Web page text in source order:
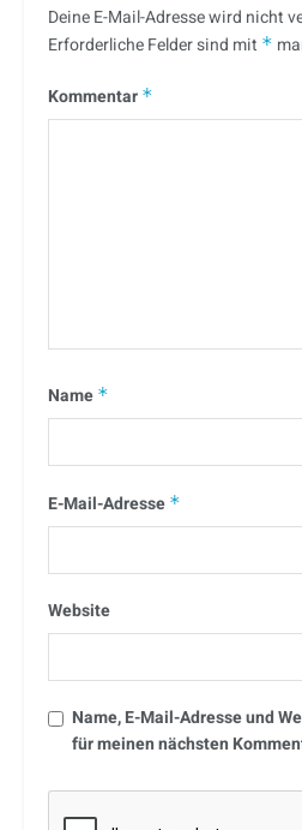
Deine E-Mail-Adresse wird nicht
Erforderliche Felder sind mit *
Kommentar *
Name *
E-Mail-Adresse *
Website
Name, E-Mail-Adresse und
für meinen nächsten